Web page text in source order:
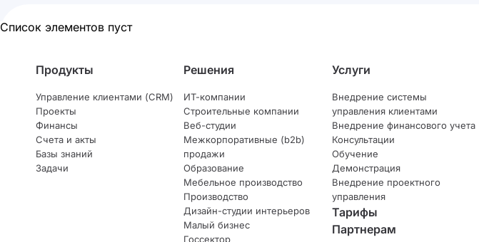
Список элементов пуст
Продукты
Управление клиентами (CRM)
Проекты
Финансы
Счета и акты
Базы знаний
Задачи
Решения
ИТ-компании
Строительные компании
Веб-студии
Межкорпоративные (b2b)
продажи
Образование
Мебельное производство
Производство
Дизайн-студии интерьеров
Малый бизнес
Госсектор
Услуги
Внедрение системы
управления клиентами
Внедрение финансового учета
Консультации
Обучение
Демонстрация
Внедрение проектного
управления
Тарифы
Партнерам